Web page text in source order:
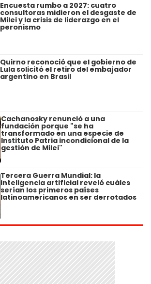
Encuesta rumbo a 2027: cuatro
consultoras midieron el desgaste de
Milei y la crisis de liderazgo en el
peronismo
Quirno reconoció que el gobierno de
Lula solicitó el retiro del embajador
argentino en Brasil
Cachanosky renunció a una
fundación porque "se ha
transformado en una especie de
Instituto Patria incondicional de la
gestión de Milei"
Tercera Guerra Mundial: la
inteligencia artificial reveló cuáles
serían los primeros países
latinoamericanos en ser derrotados